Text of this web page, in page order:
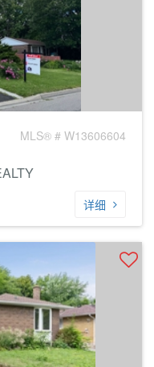
MLS® # W13606604
详细